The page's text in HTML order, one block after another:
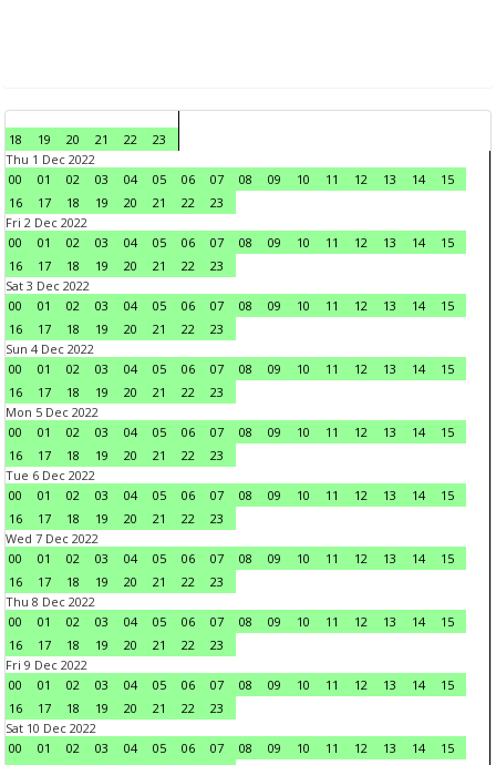
18 19 20 21 22
23
Thu 1 Dec 2022
00
01 02 03 04 05 06 07 08 09 10 11 12 13 14
15
16
17 18 19 20 21 22
23
Fri 2 Dec 2022
00
01 02 03 04 05 06 07 08 09 10 11 12 13 14
15
16
17 18 19 20 21 22
23
Sat 3 Dec 2022
00
01 02 03 04 05 06 07 08 09 10 11 12 13 14
15
16
17 18 19 20 21 22
23
Sun 4 Dec 2022
00
01 02 03 04 05 06 07 08 09 10 11 12 13 14
15
16
17 18 19 20 21 22
23
Mon 5 Dec 2022
00
01 02 03 04 05 06 07 08 09 10 11 12 13 14
15
16
17 18 19 20 21 22
23
Tue 6 Dec 2022
00
01 02 03 04 05 06 07 08 09 10 11 12 13 14
15
16
17 18 19 20 21 22
23
Wed 7 Dec 2022
00
01 02 03 04 05 06 07 08 09 10 11 12 13 14
15
16
17 18 19 20 21 22
23
Thu 8 Dec 2022
00
01 02 03 04 05 06 07 08 09 10 11 12 13 14
15
16
17 18 19 20 21 22
23
Fri 9 Dec 2022
00
01 02 03 04 05 06 07 08 09 10 11 12 13 14
15
16
17 18 19 20 21 22
23
Sat 10 Dec 2022
00
01 02 03 04 05 06 07 08 09 10 11 12 13 14
15